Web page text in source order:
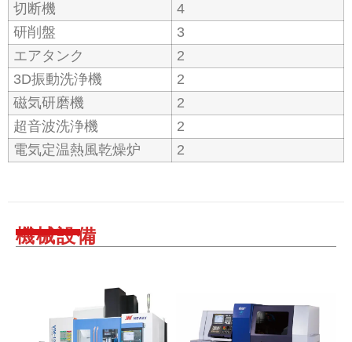
切断機
4
研削盤
3
エアタンク
2
3D振動洗浄機
2
磁気研磨機
2
超音波洗浄機
2
電気定温熱風乾燥炉
2
機械設備